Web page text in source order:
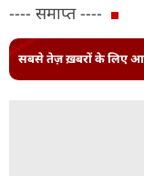
---- समाप्त ----
सबसे तेज़ ख़बरों के लिए